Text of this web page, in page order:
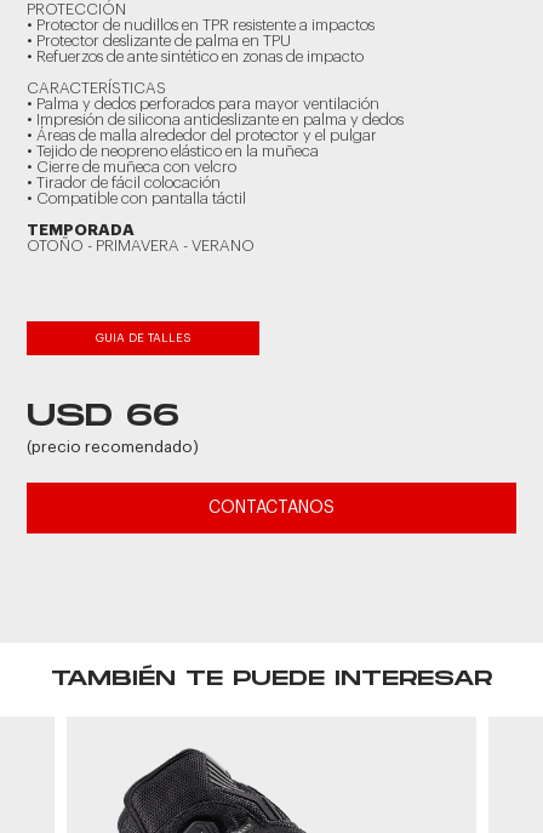
PROTECCIÓN
• Protector de nudillos en TPR resistente a impactos
• Protector deslizante de palma en TPU
• Refuerzos de ante sintético en zonas de impacto
CARACTERÍSTICAS
• Palma y dedos perforados para mayor ventilación
• Impresión de silicona antideslizante en palma y dedos
• Áreas de malla alrededor del protector y el pulgar
• Tejido de neopreno elástico en la muñeca
• Cierre de muñeca con velcro
• Tirador de fácil colocación
• Compatible con pantalla táctil
TEMPORADA
OTOÑO - PRIMAVERA - VERANO
GUIA DE TALLES
USD 66
(precio recomendado)
CONTACTANOS
TAMBIÉN TE PUEDE INTERESAR